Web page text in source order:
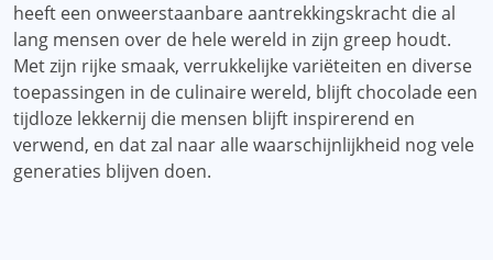
heeft een onweerstaanbare aantrekkingskracht die al
lang mensen over de hele wereld in zijn greep houdt.
Met zijn rijke smaak, verrukkelijke variëteiten en diverse
toepassingen in de culinaire wereld, blijft chocolade een
tijdloze lekkernij die mensen blijft inspirerend en
verwend, en dat zal naar alle waarschijnlijkheid nog vele
generaties blijven doen.